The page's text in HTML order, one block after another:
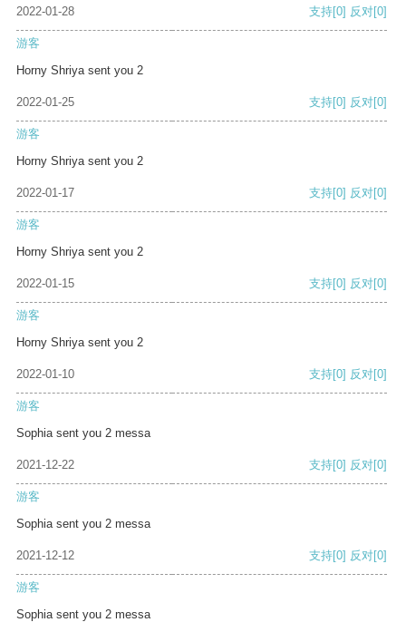
2022-01-28 支持[0] 反对[0]
游客
Horny Shriya sent you 2
2022-01-25 支持[0] 反对[0]
游客
Horny Shriya sent you 2
2022-01-17 支持[0] 反对[0]
游客
Horny Shriya sent you 2
2022-01-15 支持[0] 反对[0]
游客
Horny Shriya sent you 2
2022-01-10 支持[0] 反对[0]
游客
Sophia sent you 2 messa
2021-12-22 支持[0] 反对[0]
游客
Sophia sent you 2 messa
2021-12-12 支持[0] 反对[0]
游客
Sophia sent you 2 messa